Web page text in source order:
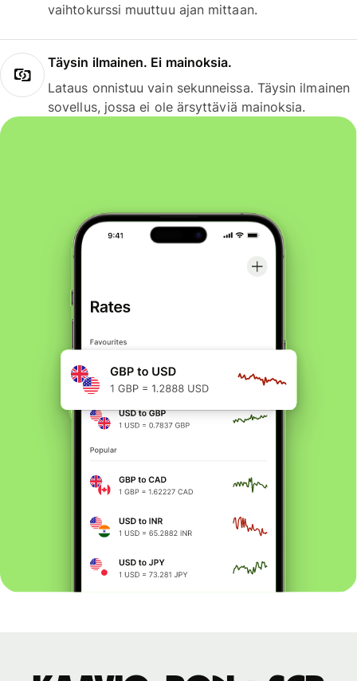
vaihtokurssi muuttuu ajan mittaan.
Täysin ilmainen. Ei mainoksia.
Lataus onnistuu vain sekunneissa. Täysin ilmainen
sovellus, jossa ei ole ärsyttäviä mainoksia.